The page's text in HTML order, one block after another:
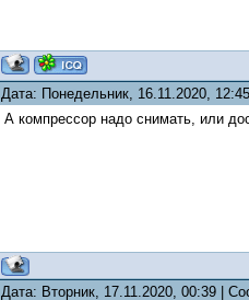
Дата: Понедельник, 16.11.2020,
А компрессор надо снимать, или
Дата: Вторник, 17.11.2020, 00:39 |